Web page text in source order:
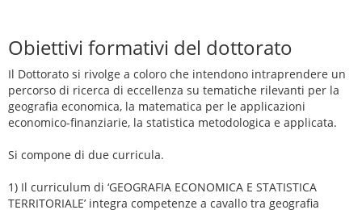
Obiettivi formativi del dottorato
Il Dottorato si rivolge a coloro che intendono intraprendere un
percorso di ricerca di eccellenza su tematiche rilevanti per la
geografia economica, la matematica per le applicazioni
economico-finanziarie, la statistica metodologica e applicata.
Si compone di due curricula.
1) Il curriculum di ‘GEOGRAFIA ECONOMICA E STATISTICA
TERRITORIALE’ integra competenze a cavallo tra geografia